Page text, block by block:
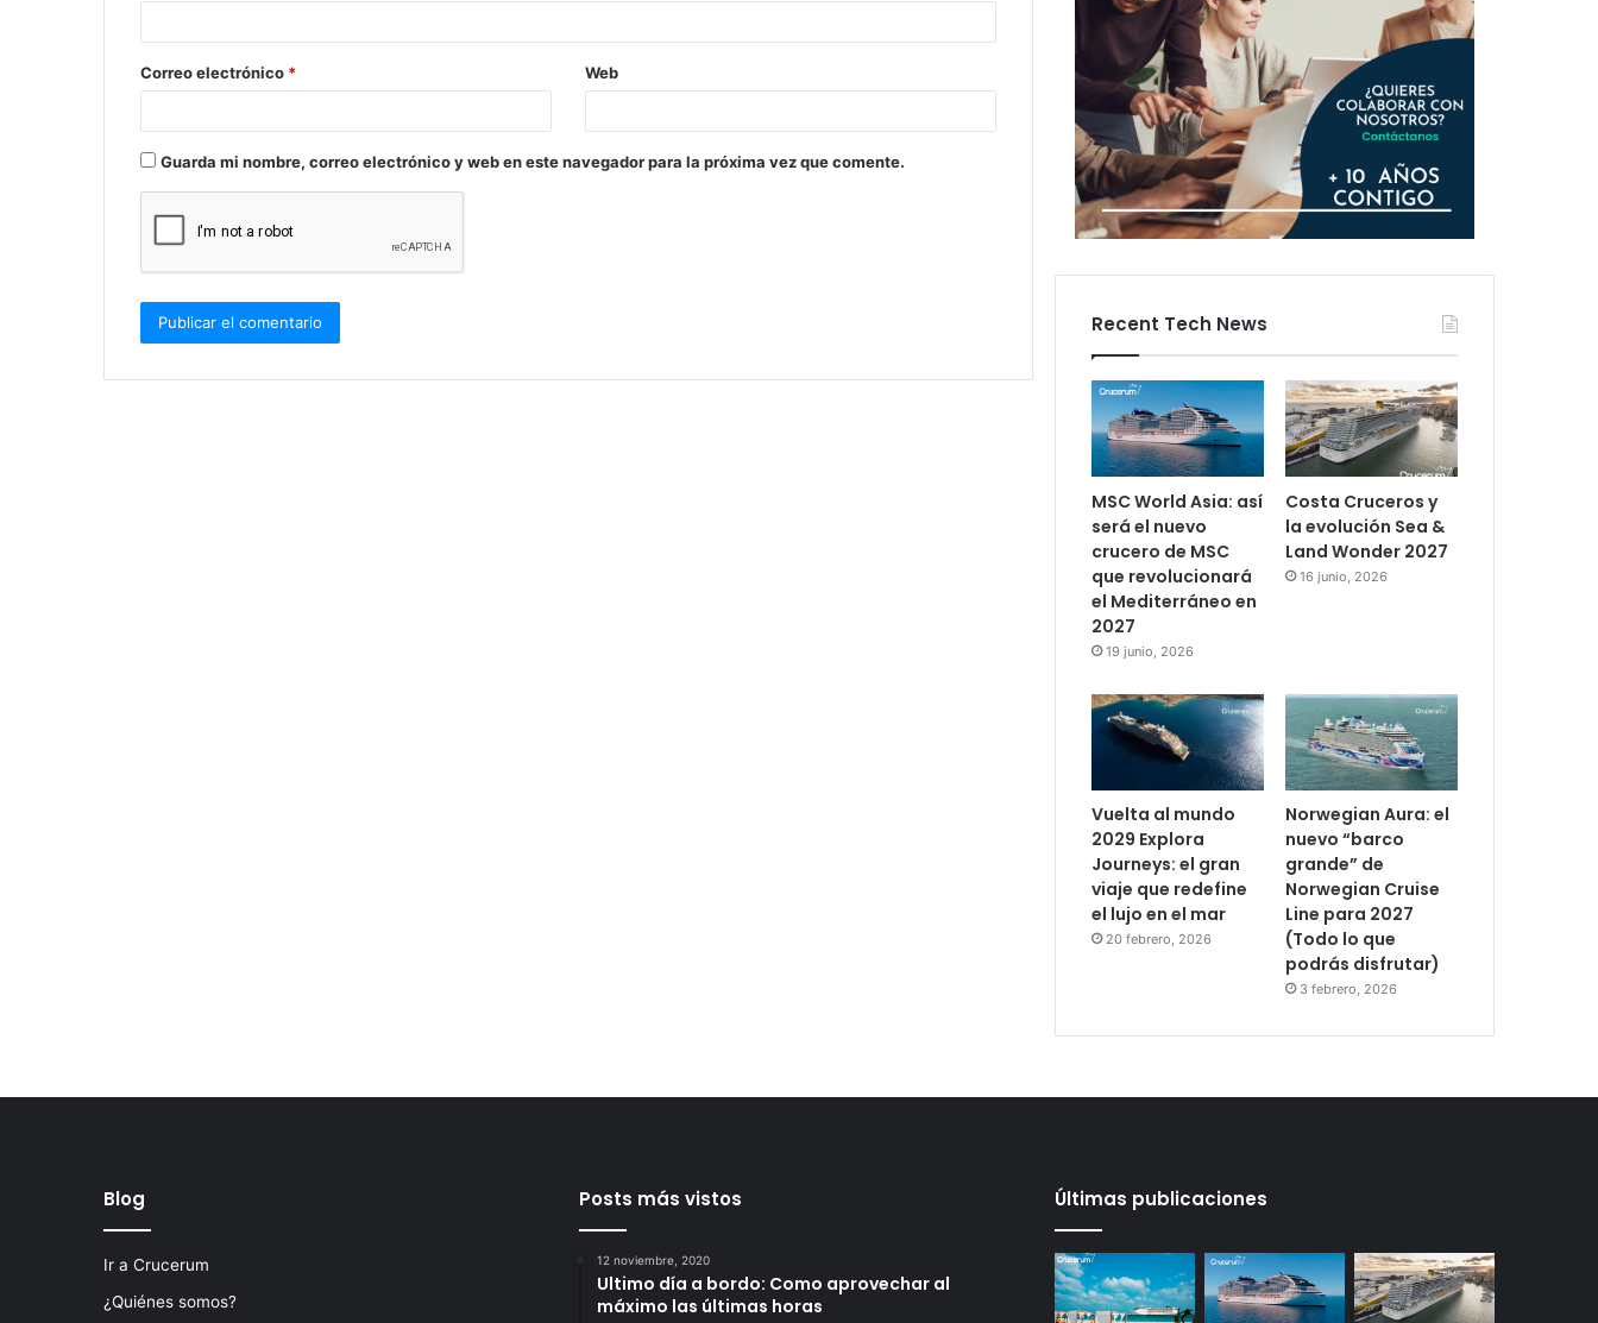
*
Correo electrónico * Web
Guarda mi nombre, correo electrónico y web en este navegador para la próxima vez que comente.
Recent Tech News
MSC World Asia: así
será el nuevo
crucero de MSC
que revolucionará
el Mediterráneo en
2027
19 junio, 2026
Costa Cruceros y
la evolución Sea &
Land Wonder 2027
16 junio, 2026
Vuelta al mundo
2029 Explora
Journeys: el gran
viaje que redefine
el lujo en el mar
20 febrero, 2026
Norwegian Aura: el
nuevo “barco
grande” de
Norwegian Cruise
Line para 2027
(Todo lo que
podrás disfrutar)
3 febrero, 2026
Blog
Ir a Crucerum
¿Quiénes somos?
Posts más vistos
12 noviembre, 2020
Ultimo día a bordo: Como aprovechar al
máximo las últimas horas
Últimas publicaciones